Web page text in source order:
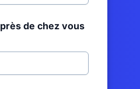
de chez vous